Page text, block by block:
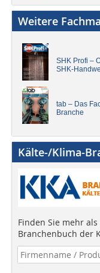
Weitere
SHK Profi –
SHK-
tab – Das
Branche
Kälte-/Klima-
Finden Sie mehr
Branchenbuch der